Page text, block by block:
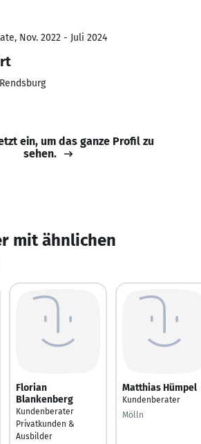
Nov. 2022 - Juli 2024
ein, um das ganze Profil zu
sehen.
mit ähnlichen
Florian
Blankenberg
Kundenberater
Privatkunden &
Ausbilder
Matthias Hümpel
Kundenberater
Mölln